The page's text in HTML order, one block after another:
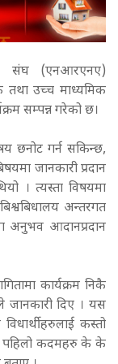
संघ (एनआरएनए)
तथा उच्च माध्यमिक
सम्पन्न गरेको छ।
छनोट गर्न सकिन्छ,
जानकारी प्रदान
। त्यस्ता विषयमा
अन्तरगत
अनुभव आदानप्रदान
कार्यक्रम निकै
जानकारी दिए । यस
कस्तो
पहिलो कदमहरु के के